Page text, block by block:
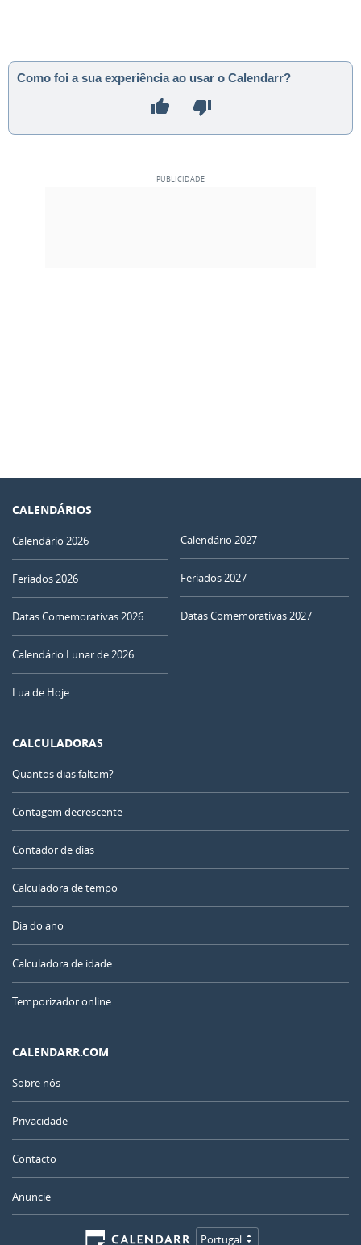
Como foi a sua experiência ao usar o Calendarr?
CALENDÁRIOS
Calendário 2026
Feriados 2026
Datas Comemorativas 2026
Calendário Lunar de 2026
Lua de Hoje
Calendário 2027
Feriados 2027
Datas Comemorativas 2027
CALCULADORAS
Quantos dias faltam?
Contagem decrescente
Contador de dias
Calculadora de tempo
Dia do ano
Calculadora de idade
Temporizador online
CALENDARR.COM
Sobre nós
Privacidade
Contacto
Anuncie
Portugal